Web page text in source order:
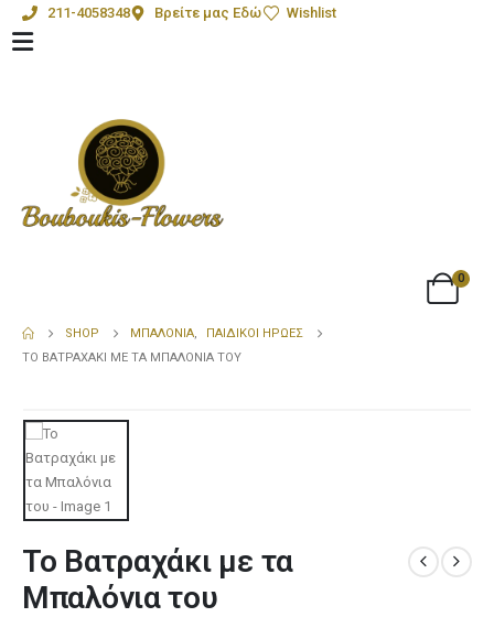
211-4058348 Βρείτε μας Εδώ Wishlist
0
SHOP ΜΠΑΛΌΝΙΑ,
ΠΑΙΔΙΚΟΊ ΉΡΩΕΣ
ΤΟ ΒΑΤΡΑΧΆΚΙ ΜΕ ΤΑ ΜΠΑΛΌΝΙΑ ΤΟΥ
Το Βατραχάκι με τα
Μπαλόνια του